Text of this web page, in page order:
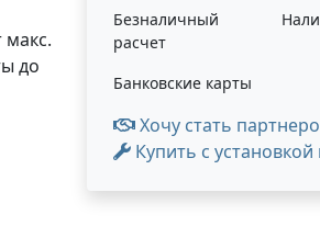
макс.
до
Безналичный
расчет
Банковские карты
Хочу стать
Купить с установкой